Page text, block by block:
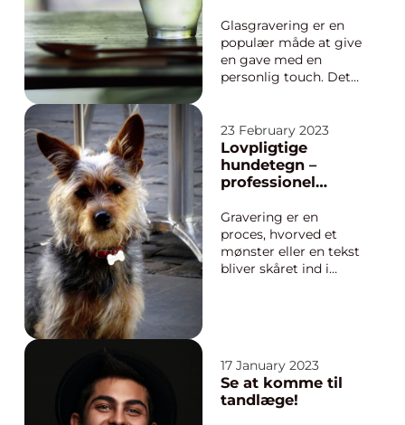
kan kort beskrives
som professionel
rådgivn...
Glasgravering er en
populær måde at give
en gave med en
personlig touch. Det
stråle af laser graverer
et design eller tekst
på overfladen af glas.
Dette giver glasset en
23 February 2023
Lovpligtige
hundetegn –
professionel
Gravering er en
proces, hvorved et
mønster eller en tekst
bliver skåret ind i
til at personliggøre
eller identificere
genstande. To af de
17 January 2023
Se at komme til
tandlæge!